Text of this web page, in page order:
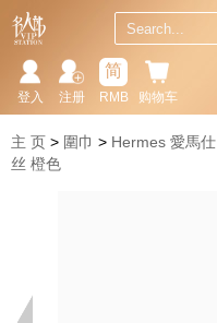
购物车
简
RMB
注册
登入
主 页 圍巾 Hermes 愛馬仕
丝 橙色